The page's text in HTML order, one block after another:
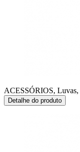
ACESSÓRIOS,
Detalhe do produto